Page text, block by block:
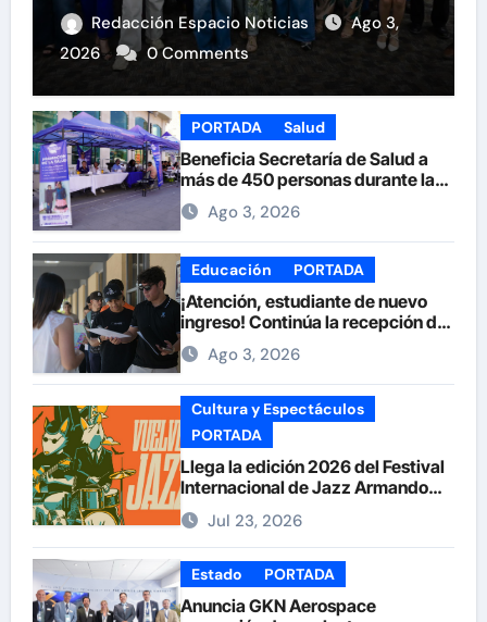
Redacción Espacio Noticias
Ago 3,
2026
0 Comments
PORTADA Salud
Beneficia Secretaría de Salud a
más de 450 personas durante la
Feria de la Salud en la Plaza de
ArmasAgo 3, 2026
Educación PORTADA
¡Atención, estudiante de nuevo
ingreso! Continúa la recepción de
documentos en la UACH.
Ago 3, 2026
Cultura y Espectáculos
PORTADA
Llega la edición 2026 del Festival
Internacional de Jazz Armando
Nuñez
Jul 23, 2026
Estado PORTADA
Anuncia GKN Aerospace